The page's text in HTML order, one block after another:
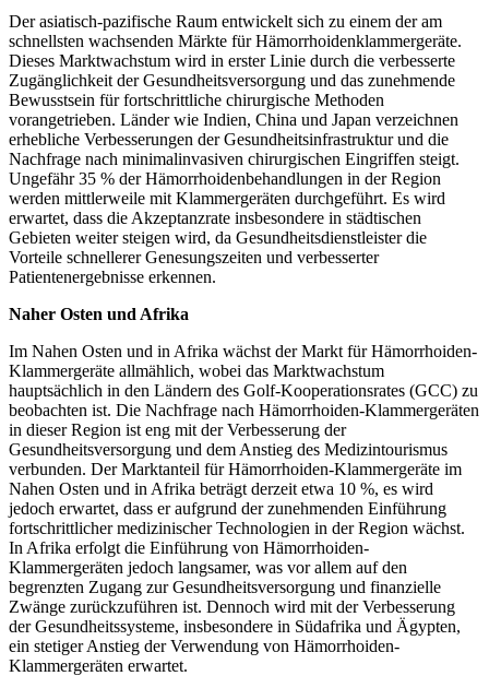
Der asiatisch-pazifische Raum entwickelt sich zu einem der am
schnellsten wachsenden Märkte für Hämorrhoidenklammergeräte.
Dieses Marktwachstum wird in erster Linie durch die verbesserte
Zugänglichkeit der Gesundheitsversorgung und das zunehmende
Bewusstsein für fortschrittliche chirurgische Methoden
vorangetrieben. Länder wie Indien, China und Japan verzeichnen
erhebliche Verbesserungen der Gesundheitsinfrastruktur und die
Nachfrage nach minimalinvasiven chirurgischen Eingriffen steigt.
Ungefähr 35 % der Hämorrhoidenbehandlungen in der Region
werden mittlerweile mit Klammergeräten durchgeführt. Es wird
erwartet, dass die Akzeptanzrate insbesondere in städtischen
Gebieten weiter steigen wird, da Gesundheitsdienstleister die
Vorteile schnellerer Genesungszeiten und verbesserter
Patientenergebnisse erkennen.
Naher Osten und Afrika
Im Nahen Osten und in Afrika wächst der Markt für Hämorrhoiden-
Klammergeräte allmählich, wobei das Marktwachstum
hauptsächlich in den Ländern des Golf-Kooperationsrates (GCC) zu
beobachten ist. Die Nachfrage nach Hämorrhoiden-Klammergeräten
in dieser Region ist eng mit der Verbesserung der
Gesundheitsversorgung und dem Anstieg des Medizintourismus
verbunden. Der Marktanteil für Hämorrhoiden-Klammergeräte im
Nahen Osten und in Afrika beträgt derzeit etwa 10 %, es wird
jedoch erwartet, dass er aufgrund der zunehmenden Einführung
fortschrittlicher medizinischer Technologien in der Region wächst.
In Afrika erfolgt die Einführung von Hämorrhoiden-
Klammergeräten jedoch langsamer, was vor allem auf den
begrenzten Zugang zur Gesundheitsversorgung und finanzielle
Zwänge zurückzuführen ist. Dennoch wird mit der Verbesserung
der Gesundheitssysteme, insbesondere in Südafrika und Ägypten,
ein stetiger Anstieg der Verwendung von Hämorrhoiden-
Klammergeräten erwartet.